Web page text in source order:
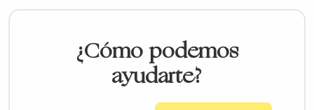
¿Cómo podemos
ayudarte?